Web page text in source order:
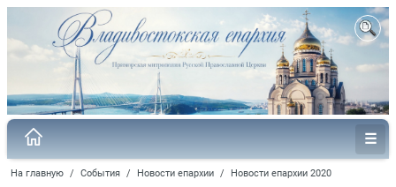
На главную / События / Новости епархии / Новости епархии 2020